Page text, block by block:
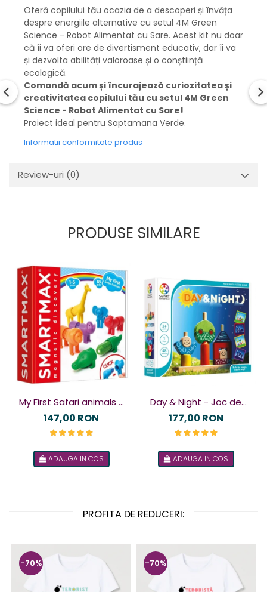
Oferă copilului tău ocazia de a descoperi și învăța
despre energiile alternative cu setul 4M Green
Science - Robot Alimentat cu Sare. Acest kit nu doar
că îi va oferi ore de divertisment educativ, dar îi va
și dezvolta abilități valoroase și o conștiință
ecologică.
Comandă acum și încurajează curiozitatea și
creativitatea copilului tău cu setul 4M Green
Science - Robot Alimentat cu Sare!
Proiect ideal pentru Saptamana Verde.
Informatii conformitate produs
Review-uri (0)
PRODUSE SIMILARE
My First Safari animals -
Joc magnetic
147,00 RON
ADAUGA IN COS
Day & Night - Joc de
logică
177,00 RON
ADAUGA IN COS
PROFITA DE REDUCERI:
-70% -70%